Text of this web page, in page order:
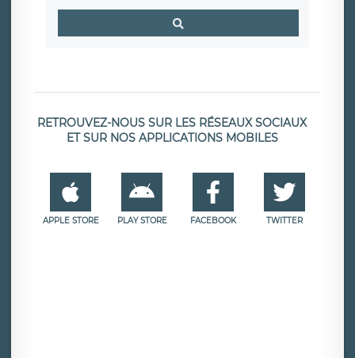
RETROUVEZ-NOUS SUR LES RÉSEAUX SOCIAUX
ET SUR NOS APPLICATIONS MOBILES
APPLE STORE PLAY STORE FACEBOOK TWITTER